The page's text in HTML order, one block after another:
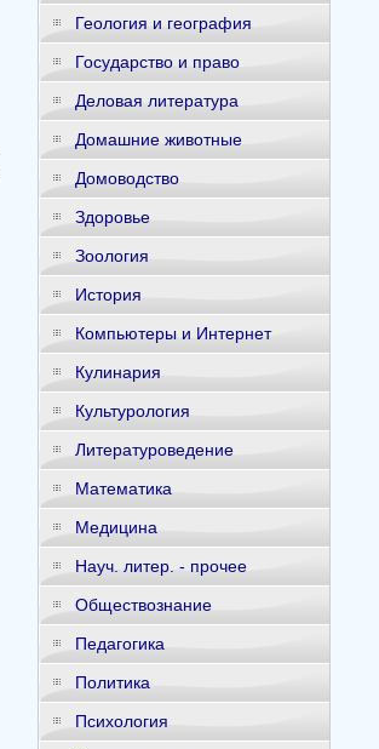
Геология и география
Государство и право
Деловая литература
Домашние животные
Домоводство
Здоровье
Зоология
История
Компьютеры и Интернет
Кулинария
Культурология
Литературоведение
Математика
Медицина
Науч. литер. - прочее
Обществознание
Педагогика
Политика
Психология